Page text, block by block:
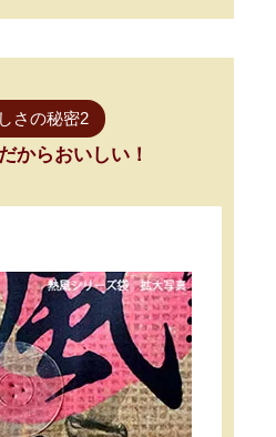
さの秘密2
からおいしい！